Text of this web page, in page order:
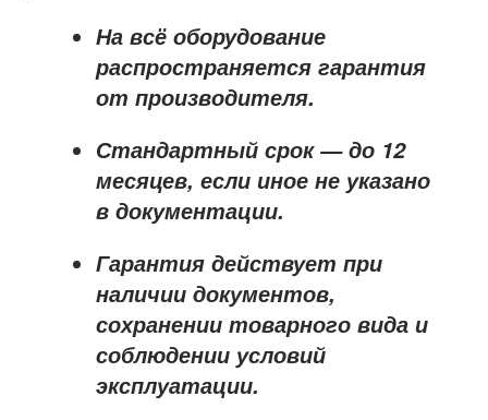
На всё оборудование
распространяется гарантия
от производителя.
Стандартный срок — до 12
месяцев, если иное не указано
в документации.
Гарантия действует при
наличии документов,
сохранении товарного вида и
соблюдении условий
эксплуатации.